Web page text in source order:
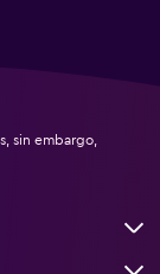
sin embargo,